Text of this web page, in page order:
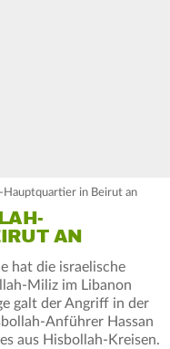
Hauptquartier in Beirut an
AN
hat die israelische
Miliz im Libanon
galt der Angriff in der
Anführer Hassan
aus Hisbollah-Kreisen.